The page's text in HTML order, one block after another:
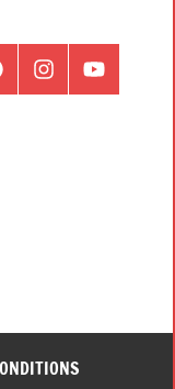
ఇంస్టాగ్రామ్యూట్యూబ్